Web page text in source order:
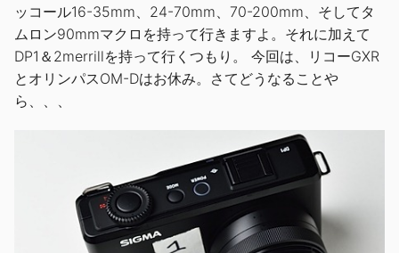
ッコール16-35mm、24-70mm、70-200mm、そしてタ
ムロン90mmマクロを持って行きますよ。それに加えて
DP1＆2merrillを持って行くつもり。 今回は、リコーGXR
とオリンパスOM-Dはお休み。さてどうなることや
ら、、、